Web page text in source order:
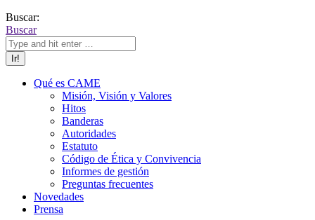
Buscar:
Buscar
Qué es CAME
Misión, Visión y Valores
Hitos
Banderas
Autoridades
Estatuto
Código de Ética y Convivencia
Informes de gestión
Preguntas frecuentes
Novedades
Prensa